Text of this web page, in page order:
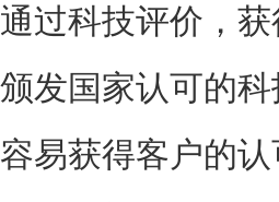
通过科技评价，
颁发国家认可的
容易获得客户的